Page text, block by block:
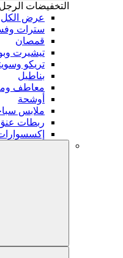
التخفيضات الرجل
عرض الكل
سترات
قمصان
تيشيرت
تريكو
بناطيل
معاطف
أوشحة
ملابس
ربطات